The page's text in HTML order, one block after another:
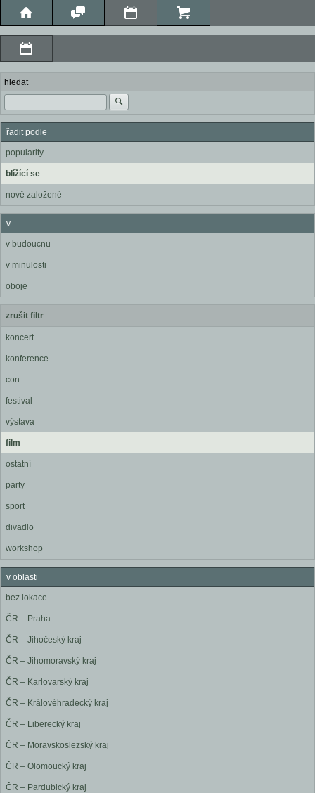
hledat
řadit podle
popularity
blížící se
nově založené
v...
v budoucnu
v minulosti
oboje
zrušit filtr
koncert
konference
con
festival
výstava
film
ostatní
party
sport
divadlo
workshop
v oblasti
bez lokace
ČR – Praha
ČR – Jihočeský kraj
ČR – Jihomoravský kraj
ČR – Karlovarský kraj
ČR – Královéhradecký kraj
ČR – Liberecký kraj
ČR – Moravskoslezský kraj
ČR – Olomoucký kraj
ČR – Pardubický kraj